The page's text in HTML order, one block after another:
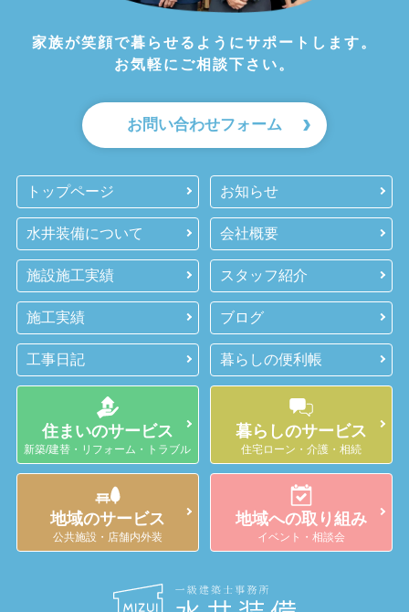
家族が笑顔で暮らせるようにサポートします。
お気軽にご相談下さい。
お問い合わせフォーム
トップページ お知らせ
水井装備について 会社概要
施設施工実績 スタッフ紹介
施工実績 ブログ
工事日記 暮らしの便利帳
住まいのサービス
新築/建替・リフォーム・トラブル
暮らしのサービス
住宅ローン・介護・相続
地域のサービス
公共施設・店舗内外装
地域への取り組み
イベント・相談会